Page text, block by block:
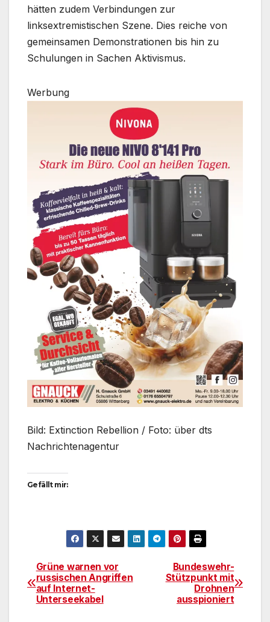
hätten zudem Verbindungen zur
linksextremistischen Szene. Dies reiche von
gemeinsamen Demonstrationen bis hin zu
Schulungen in Sachen Aktivismus.
Werbung
Bild: Extinction Rebellion / Foto: über dts
Nachrichtenagentur
Gefällt mir:
BeitragsnavigationBundeswehr-
Stützpunkt mit
Drohnen
ausspioniert
Grüne warnen vor
russischen Angriffen
auf Internet-
Unterseekabel